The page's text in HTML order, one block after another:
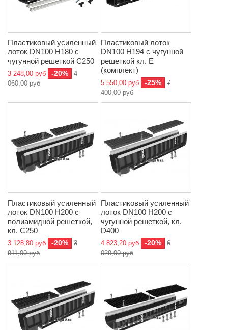
Пластиковый усиленный
лоток DN100 H180 с
чугунной решеткой C250
3 248,00 руб -20%
4
060,00 руб
Пластиковый лоток
DN100 H194 с чугунной
решеткой кл. Е
(комплект)
5 550,00 руб -25%
7
400,00 руб
Пластиковый усиленный
лоток DN100 H200 с
полиамидной решеткой,
кл. C250
3 128,80 руб -20%
3
911,00 руб
Пластиковый усиленный
лоток DN100 H200 с
чугунной решеткой, кл.
D400
4 823,20 руб -20%
6
029,00 руб